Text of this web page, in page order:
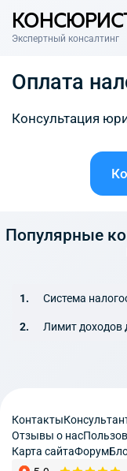
КОНСЮРИСТ
Экспертный консалтинг
Оплата
Консультация
Популярные
Система
Лимит
Контакты
Отзывы о нас
Карта сайтаФорум